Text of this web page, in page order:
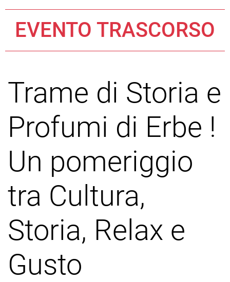
EVENTO TRASCORSO
Trame di Storia e
Profumi di Erbe !
Un pomeriggio
tra Cultura,
Storia, Relax e
Gusto